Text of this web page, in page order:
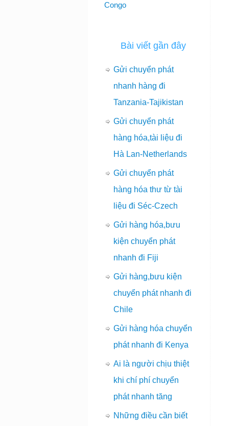
Congo
Bài viết gần đây
Gửi chuyển phát
nhanh hàng đi
Tanzania-Tajikistan
Gửi chuyển phát
hàng hóa,tài liệu đi
Hà Lan-Netherlands
Gửi chuyển phát
hàng hóa thư từ tài
liệu đi Séc-Czech
Gửi hàng hóa,bưu
kiện chuyển phát
nhanh đi Fiji
Gửi hàng,bưu kiện
chuyển phát nhanh đi
Chile
Gửi hàng hóa chuyển
phát nhanh đi Kenya
Ai là người chịu thiệt
khi chí phí chuyển
phát nhanh tăng
Những điều cần biết